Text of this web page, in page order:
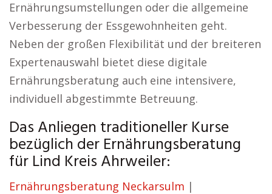
Ernährungsumstellungen oder die allgemeine
Verbesserung der Essgewohnheiten geht.
Neben der großen Flexibilität und der breiteren
Expertenauswahl bietet diese digitale
Ernährungsberatung auch eine intensivere,
individuell abgestimmte Betreuung.
Das Anliegen traditioneller Kurse
bezüglich der Ernährungsberatung
für Lind Kreis Ahrweiler:
Ernährungsberatung Neckarsulm |